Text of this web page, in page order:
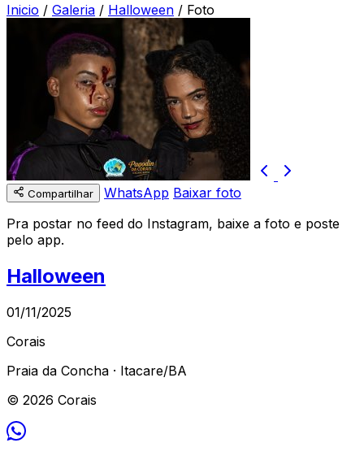
Inicio / Galeria / Halloween / Foto
Compartilhar WhatsApp Baixar foto
Pra postar no feed do Instagram, baixe a foto e poste
pelo app.
Halloween
01/11/2025
Corais
Praia da Concha · Itacare/BA
© 2026 Corais